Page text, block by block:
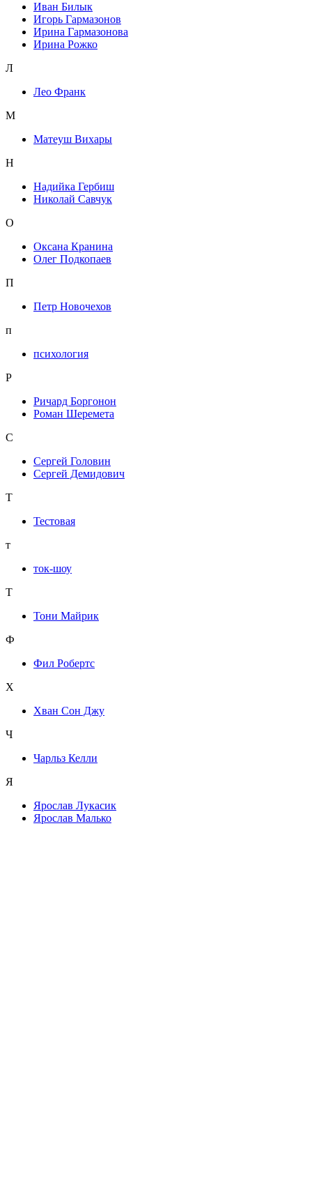
Иван Билык
Игорь Гармазонов
Ирина Гармазонова
Ирина Рожко
Л
Лео Франк
М
Матеуш Вихары
Н
Надийка Гербиш
Николай Савчук
О
Оксана Кранина
Олег Подкопаев
П
Петр Новочехов
п
психология
Р
Ричард Боргонон
Роман Шеремета
С
Сергей Головин
Сергей Демидович
Т
Тестовая
т
ток-шоу
Т
Тони Майрик
Ф
Фил Робертс
Х
Хван Сон Джу
Ч
Чарльз Келли
Я
Ярослав Лукасик
Ярослав Малько